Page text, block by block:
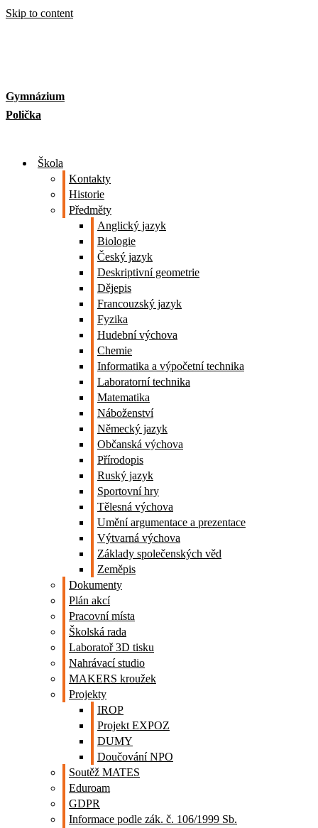
Skip to content
Gymnázium
Polička
Škola
Kontakty
Historie
Předměty
Anglický jazyk
Biologie
Český jazyk
Deskriptivní geometrie
Dějepis
Francouzský jazyk
Fyzika
Hudební výchova
Chemie
Informatika a výpočetní technika
Laboratorní technika
Matematika
Náboženství
Německý jazyk
Občanská výchova
Přírodopis
Ruský jazyk
Sportovní hry
Tělesná výchova
Umění argumentace a prezentace
Výtvarná výchova
Základy společenských věd
Zeměpis
Dokumenty
Plán akcí
Pracovní místa
Školská rada
Laboratoř 3D tisku
Nahrávací studio
MAKERS kroužek
Projekty
IROP
Projekt EXPOZ
DUMY
Doučování NPO
Soutěž MATES
Eduroam
GDPR
Informace podle zák. č. 106/1999 Sb.